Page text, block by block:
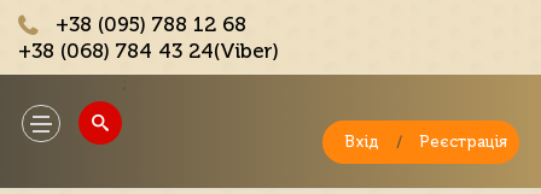
+38 (095) 788 12 68
+38 (068) 784 43 24(Viber)
Toggle
navigation
Вхід / Реєстрація